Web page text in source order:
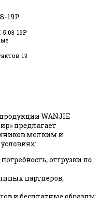
19P
5.08-19P
19
WANJIE
предлагает
мелким и
отгрузки по
партнеров,
и бесплатные образцы;